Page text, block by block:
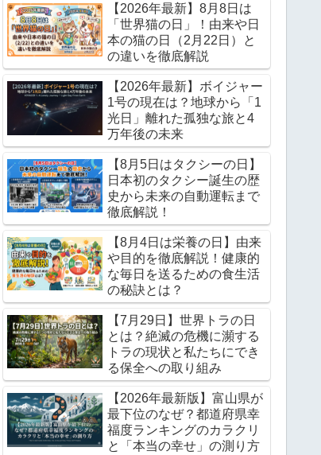
【2026年最新】8月8日は
「世界猫の日」！由来や日
本の猫の日（2月22日）と
の違いを徹底解説
【2026年最新】ボイジャー
1号の現在は？地球から「1
光日」離れた孤独な旅と4
万年後の未来
【8月5日はタクシーの日】
日本初のタクシー誕生の歴
史から未来の自動運転まで
徹底解説！
【8月4日は栄養の日】由来
や目的を徹底解説！健康的
な毎日を送るための食生活
の秘訣とは？
【7月29日】世界トラの日
とは？絶滅の危機に瀕する
トラの現状と私たちにでき
る保全への取り組み
【2026年最新版】富山県が
最下位のなぜ？都道府県幸
福度ランキングのカラクリ
と「本当の幸せ」の測り方